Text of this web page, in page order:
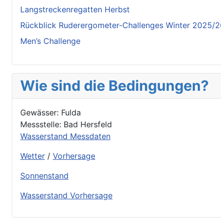
Langstreckenregatten Herbst
Rückblick Ruderergometer-Challenges Winter 2025/
Men’s Challenge
Wie sind die Bedingungen?
Gewässer: Fulda
Messstelle: Bad Hersfeld
Wasserstand Messdaten
Wetter / Vorhersage
Sonnenstand
Wasserstand Vorhersage